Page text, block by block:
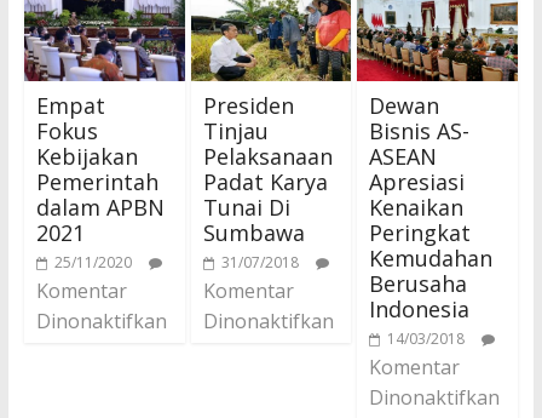
Empat
Fokus
Kebijakan
Pemerintah
dalam APBN
2021
25/11/2020
Komentar
Dinonaktifkan
Presiden
Tinjau
Pelaksanaan
Padat Karya
Tunai Di
Sumbawa
31/07/2018
Komentar
Dinonaktifkan
Dewan
Bisnis AS-
ASEAN
Apresiasi
Kenaikan
Peringkat
Kemudahan
Berusaha
Indonesia
14/03/2018
Komentar
Dinonaktifkan